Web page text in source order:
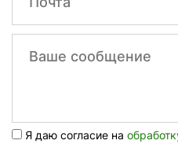
Я даю согласие на